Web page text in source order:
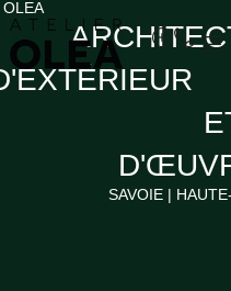
Aller
au
contenu
SAVOIE |